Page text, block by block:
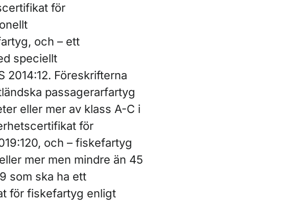
för
och – ett
speciellt
2014:12. Föreskrifterna
passagerarfartyg
eller mer av klass A-C i
för
och – fiskefartyg
mer men mindre än 45
som ska ha ett
för fiskefartyg enligt